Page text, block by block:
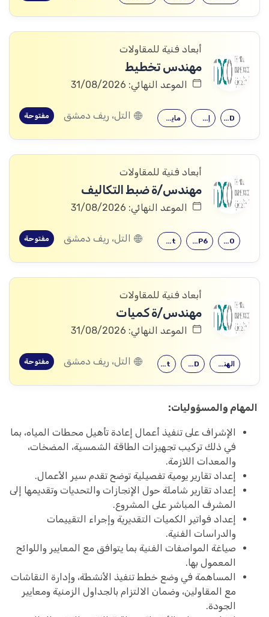
أبعاد فنية للمقاولات
مهندس تخطيط
الموعد النهائي: 31/08/2026
مايكروسوفت أوفيس إجازة هندسية… AutoCAD التل، ريف دمشق مفتوحة
أبعاد فنية للمقاولات
مهندس/ة ضبط التكاليف
الموعد النهائي: 31/08/2026
MS Project primavera P6 Sap2000 التل، ريف دمشق مفتوحة
أبعاد فنية للمقاولات
مهندس/ة كميات
الموعد النهائي: 31/08/2026
Revit AutoCAD الهندسة المدنية التل، ريف دمشق مفتوحة
المهام والمسؤوليات:
الإشراف على تنفيذ أعمال إعادة تأهيل محطات المياه، بما
في ذلك تركيب تجهيزات الطاقة الشمسية، المضخات،
والمعدات اللازمة.
إعداد تقارير يومية تفصيلية توضح تقدم سير الأعمال.
إعداد تقارير شاملة حول الإنجازات والتحديات وتقديمها إلى
المشرف المباشر على المشروع.
إعداد فواتير الكميات التقديرية وإجراء التقييمات
والدراسات الفنية.
صياغة المواصفات الفنية بما يتوافق مع المعايير واللوائح
المعمول بها.
المساهمة في وضع خطط تنفيذ الأنشطة، وإدارة النقاشات
مع المقاولين، وضمان الالتزام بالجداول الزمنية ومعايير
الجودة.